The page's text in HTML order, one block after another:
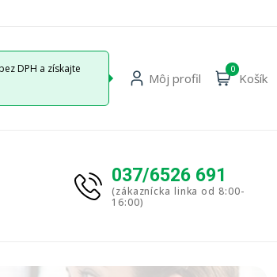
DPH a získajte
Môj profil
0
Košík
037/6526 691
(zákaznícka linka od 8:00-
16:00)